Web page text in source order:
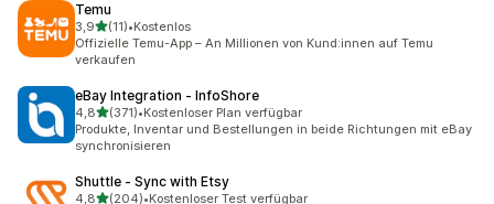
Temu
3,9von 5 Sternen
(11)
11 Rezensionen insgesamt
•Kostenlos
Offizielle Temu-App – An Millionen von Kund:innen auf Temu
verkaufen
eBay Integration ‑ InfoShore
4,8von 5 Sternen
(371)
371 Rezensionen insgesamt
•Kostenloser Plan verfügbar
Produkte, Inventar und Bestellungen in beide Richtungen mit eBay
synchronisieren
Shuttle ‑ Sync with Etsy
4,8von 5 Sternen
(204)•Kostenloser Test verfügbar